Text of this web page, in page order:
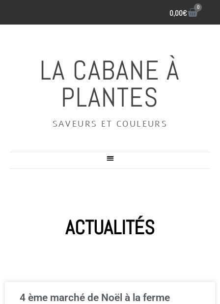
0,00€
0
LA CABANE À
PLANTES
SAVEURS ET COULEURS
ACTUALITÉS
4 ème marché de Noël à la ferme